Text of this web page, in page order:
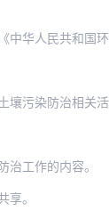
《中华人民共和国农
关活动实施统一监
工作的内容。
。